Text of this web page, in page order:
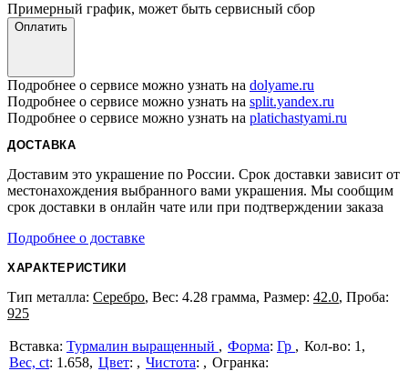
Примерный график, может быть сервисный сбор
Оплатить
Подробнее о сервисе можно узнать на dolyame.ru
Подробнее о сервисе можно узнать на split.yandex.ru
Подробнее о сервисе можно узнать на platichastyami.ru
ДОСТАВКА
Доставим это украшение по России. Срок доставки зависит от
местонахождения выбранного вами украшения. Мы сообщим
срок доставки в онлайн чате или при подтверждении заказа
Подробнее о доставке
ХАРАКТЕРИСТИКИ
Тип металла: Серебро, Вес: 4.28 грамма, Размер: 42.0, Проба:
925
Турмалин выращенный Форма: Гр
1
Вес, ct: 1.658 Цвет: Чистота: